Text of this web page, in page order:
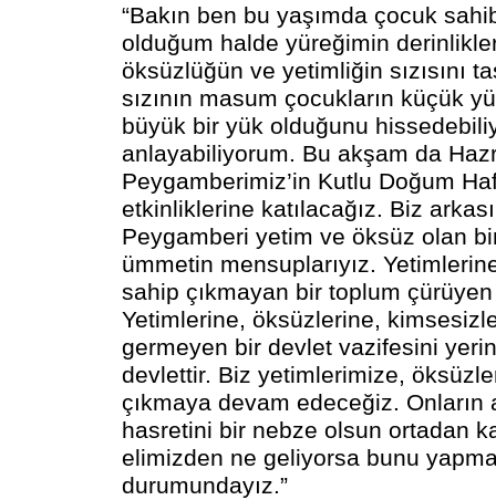
“Bakın ben bu yaşımda çocuk
olduğum halde yüreğimin
öksüzlüğün ve yetimliğin sızısını
sızının masum çocukların küçük
büyük bir yük olduğunu
anlayabiliyorum. Bu akşam da
Peygamberimiz’in Kutlu Doğum
etkinliklerine katılacağız. Biz
Peygamberi yetim ve öksüz olan
ümmetin mensuplarıyız.
sahip çıkmayan bir toplum
Yetimlerine, öksüzlerine,
germeyen bir devlet vazifesini
devlettir. Biz yetimlerimize,
çıkmaya devam edeceğiz. Onların
hasretini bir nebze olsun ortadan
elimizden ne geliyorsa bunu
durumundayız.”